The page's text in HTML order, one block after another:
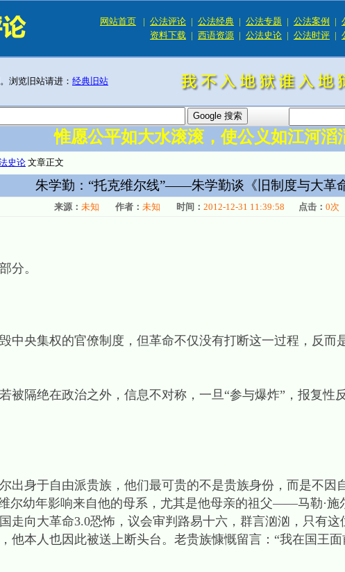
网站首页 | 公法评论 | 公法经典 | 公法专题 | 公法案例 |
资料下载 | 西语资源 | 公法史论 | 公法时评 |
浏览旧站请进： 经典旧站
惟愿公平如大水滚滚，使公义如江河滔
史论 文章正文
朱学勤：“托克维尔线”——朱学勤谈《旧制度与大革
来源： 未知 作者： 未知 时间： 2012-12-31 11:39:58 点击： 0次
分。
央集权的官僚制度，但革命不仅没有打断这一过程，反而
隔绝在政治之外，信息不对称，一旦“参与爆炸”，报复性
身于自由派贵族，他们最可贵的不是贵族身份，而是不因
尔幼年影响来自他的母系，尤其是他母亲的祖父——马勒·施
走向大革命3.0恐怖，议会审判路易十六，群言汹汹，只有
他本人也因此被送上断头台。老贵族慷慨留言：“我在国王